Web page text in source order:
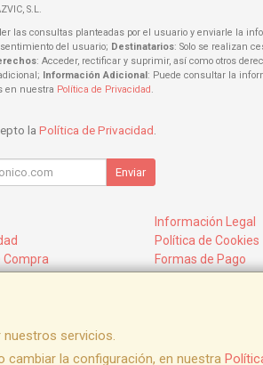
servicios.
la configuración, en nuestra
S.L.
las consultas planteadas por el usuario y enviarle la
del usuario; Destinatarios: Solo se realizan
: Acceder, rectificar y suprimir, así como otros
Información Adicional : Puede consultar la
en nuestra Política de Privacidad .
la Política de Privacidad
Enviar
Información Legal
Política de Cookies
Compra
Formas de Pago
, , , , España. - C.I.F.: B73788168 -